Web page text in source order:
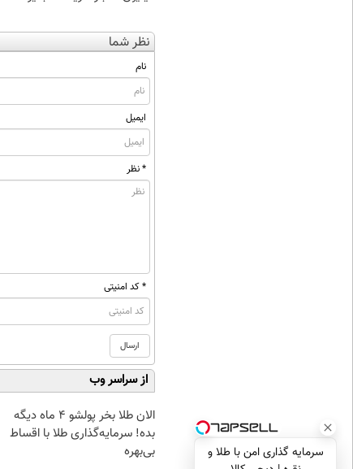
نظر شما
نام
ایمیل
* نظر
* کد امنیتی
از سراسر وب
الان طلا بخر پولشو 4 ماه دیگه
بده! سرمایه‌گذاری طلا با اقساط
بی‌بهره
سرمایه گذاری امن با طلا و